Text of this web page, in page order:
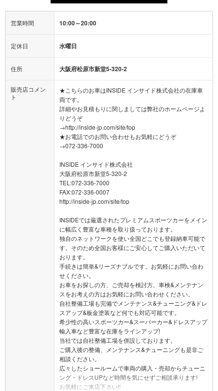
営業時間 10:00～20:00
定休日 水曜日
住所 大阪府松原市新堂5-320-2
販売店コメン
ト
★こちらのお車はINSIDE インサイド株式会社の在庫車
両です。
詳細やお見積もりに関しましては弊社のホームページよ
りどうぞ
→http://inside-jp.com/site/top
★お電話でのお問い合わせもお気軽にどうぞ
→072-336-7000
INSIDE インサイド株式会社
大阪府松原市新堂5-320-2
TEL:072-336-7000
FAX:072-336-0007
http://inside-jp.com/site/top
INSIDEでは厳選されたプレミアムスポーツカーをメイン
に幅広く豊富な車種を取り扱っております。
独自のネットワークを使い全国どこでも登録納車可能で
す。そのため全国お客様にご安心してご購入いただいて
おります。
手続きは簡単&リーズナブルです。お気軽にお問い合わ
せください。
お車をお探しの方、ご売却を検討方、車検&メンテナン
スをお考えの方はお気軽にお問い合わせください。
自社整備工場も完備でメンテナンス&チューニング&ドレ
スアップ&板金塗装など何でも対応可能です。
希少性の高いスポーツカー&スーパーカー&ドレスアップ
輸入車など豊富な在庫をラインアップ!
当社では自社整備工場を併設しております。
ご購入後の整備、メンテナンス&チューニングも是非ご
相談ください。
広々したショールームで車両の購入・売却からチューニ
ング・ドレスUPなど時間を気にせずご相談承ります!
お気軽にご来店下さい!!